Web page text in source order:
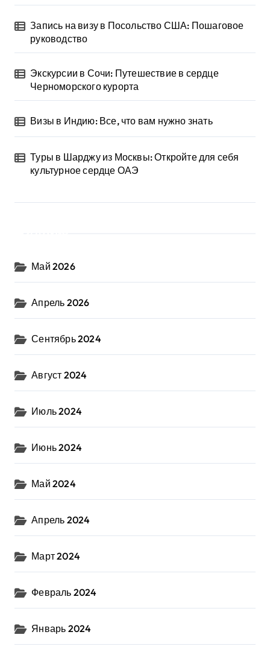
Запись на визу в Посольство США: Пошаговое
руководство
Экскурсии в Сочи: Путешествие в сердце
Черноморского курорта
Визы в Индию: Все, что вам нужно знать
Туры в Шарджу из Москвы: Откройте для себя
культурное сердце ОАЭ
Май 2026
Апрель 2026
Сентябрь 2024
Август 2024
Июль 2024
Июнь 2024
Май 2024
Апрель 2024
Март 2024
Февраль 2024
Январь 2024